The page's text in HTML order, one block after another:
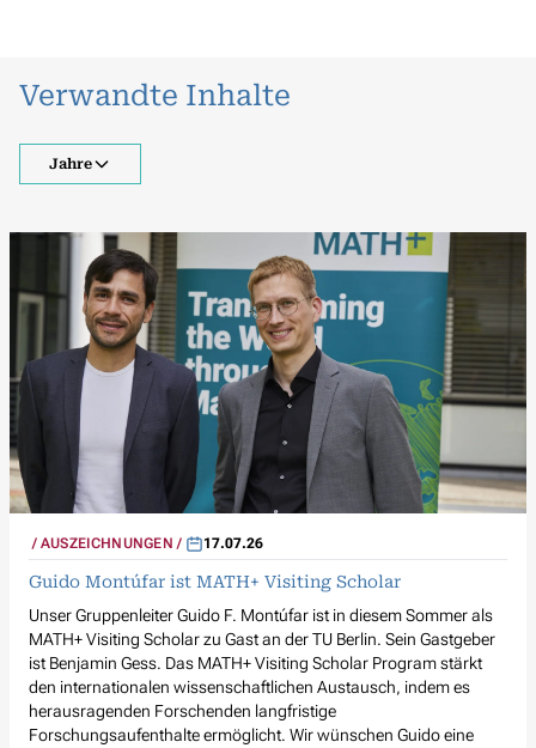
Verwandte Inhalte
Jahre
AUSZEICHNUNGEN 17.07.26
Guido Montúfar ist MATH+ Visiting Scholar
Unser Gruppenleiter Guido F. Montúfar ist in diesem Sommer als
MATH+ Visiting Scholar zu Gast an der TU Berlin. Sein Gastgeber
ist Benjamin Gess. Das MATH+ Visiting Scholar Program stärkt
den internationalen wissenschaftlichen Austausch, indem es
herausragenden Forschenden langfristige
Forschungsaufenthalte ermöglicht. Wir wünschen Guido eine